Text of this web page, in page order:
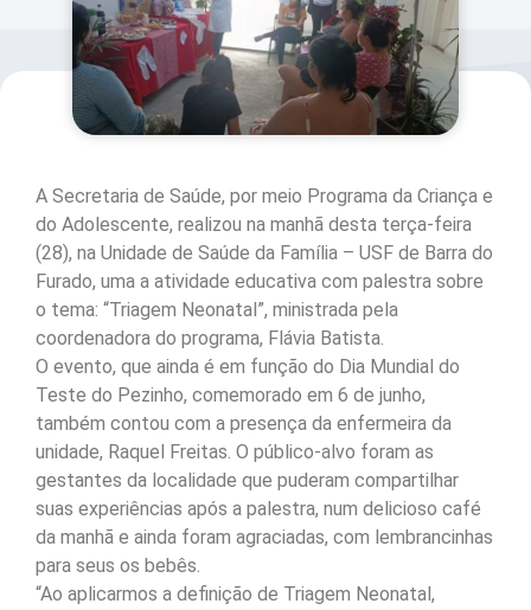
A Secretaria de Saúde, por meio Programa da Criança e
do Adolescente, realizou na manhã desta terça-feira
(28), na Unidade de Saúde da Família – USF de Barra do
Furado, uma a atividade educativa com palestra sobre
o tema: “Triagem Neonatal”, ministrada pela
coordenadora do programa, Flávia Batista.
O evento, que ainda é em função do Dia Mundial do
Teste do Pezinho, comemorado em 6 de junho,
também contou com a presença da enfermeira da
unidade, Raquel Freitas. O público-alvo foram as
gestantes da localidade que puderam compartilhar
suas experiências após a palestra, num delicioso café
da manhã e ainda foram agraciadas, com lembrancinhas
para seus os bebês.
“Ao aplicarmos a definição de Triagem Neonatal,